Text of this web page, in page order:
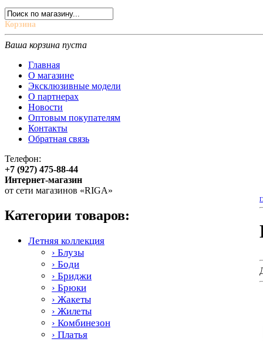
Корзина
Ваша корзина пуста
Главная
О магазине
Эксклюзивные модели
О партнерах
Новости
Оптовым покупателям
Контакты
Обратная связь
Телефон:
+7 (927) 475-88-44
Интернет-магазин
от сети магазинов «RIGA»
Категории товаров:
Летняя коллекция
› Блузы
› Боди
› Бриджи
› Брюки
› Жакеты
› Жилеты
› Комбинезон
› Платья